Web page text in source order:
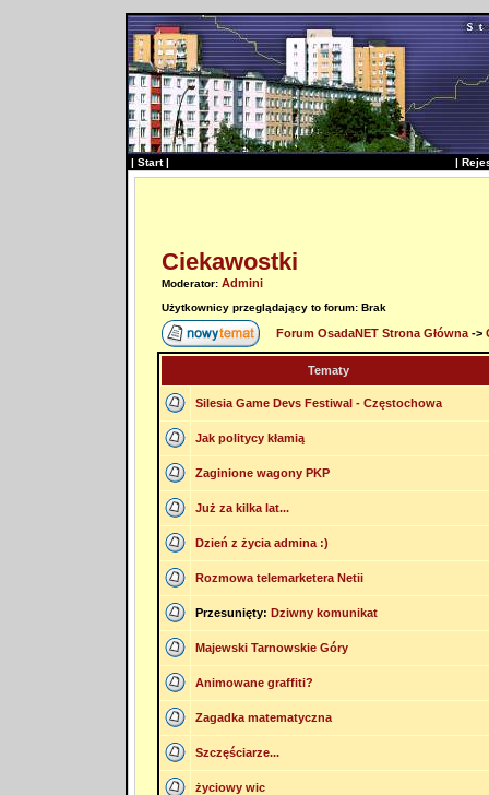
| Start| |
Ciekawostki
Moderator: Admini
Użytkownicy przeglądający to forum: Brak
Forum OsadaNET Strona Główna->
Tematy
Silesia Game Devs Festiwal - Częstochowa
Jak politycy kłamią
Zaginione wagony PKP
Już za kilka lat...
Dzień z życia admina :)
Rozmowa telemarketera Netii
Przesunięty: Dziwny komunikat
Majewski Tarnowskie Góry
Animowane graffiti?
Zagadka matematyczna
Szczęściarze...
życiowy wic